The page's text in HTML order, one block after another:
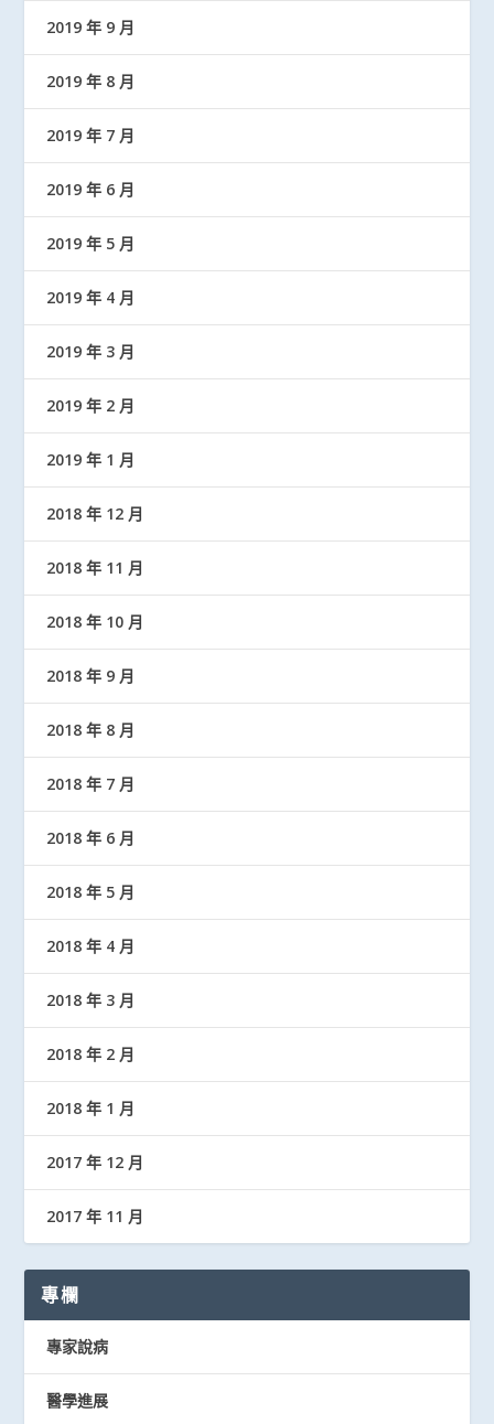
2019 年 9 月
2019 年 8 月
2019 年 7 月
2019 年 6 月
2019 年 5 月
2019 年 4 月
2019 年 3 月
2019 年 2 月
2019 年 1 月
2018 年 12 月
2018 年 11 月
2018 年 10 月
2018 年 9 月
2018 年 8 月
2018 年 7 月
2018 年 6 月
2018 年 5 月
2018 年 4 月
2018 年 3 月
2018 年 2 月
2018 年 1 月
2017 年 12 月
2017 年 11 月
專欄
專家說病
醫學進展